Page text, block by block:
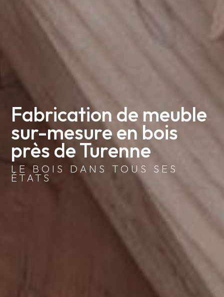
Fabrication de meuble
sur-mesure en bois
près de Turenne
LE BOIS DANS TOUS SES
ÉTATS